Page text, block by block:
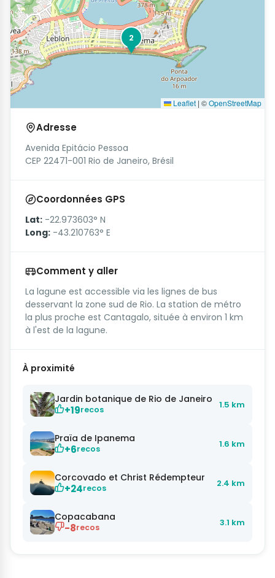
2
Leaflet | ©OpenStreetMap
Adresse
Avenida Epitácio Pessoa
CEP 22471-001 Rio de Janeiro, Brésil
Coordonnées GPS
Lat: -22.973603° N
Long: -43.210763° E
Comment y aller
La lagune est accessible via les lignes de bus
desservant la zone sud de Rio. La station de métro
la plus proche est Cantagalo, située à environ 1 km
à l'est de la lagune.
À proximité
Jardin botanique de Rio de Janeiro
+19recos 1.5 km
Praïa de Ipanema
+6recos 1.6 km
Corcovado et Christ Rédempteur
+24recos 2.4 km
Copacabana
-8recos 3.1 km